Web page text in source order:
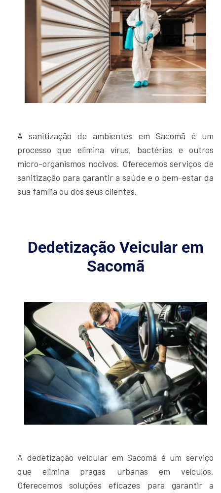
A sanitização de ambientes em Sacomã é um
processo que elimina vírus, bactérias e outros
micro-organismos nocivos. Oferecemos serviços de
sanitização para garantir a saúde e o bem-estar da
sua família ou dos seus clientes.
Dedetização Veicular em
Sacomã
A dedetização veicular em Sacomã é um serviço
que elimina pragas urbanas em veículos.
Oferecemos soluções eficazes para garantir a